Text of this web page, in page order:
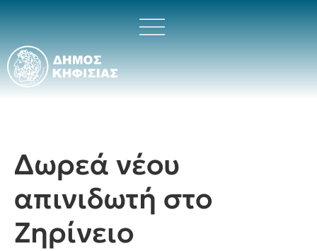
Δωρεά νέου
απινιδωτή στο
Ζηρίνειο